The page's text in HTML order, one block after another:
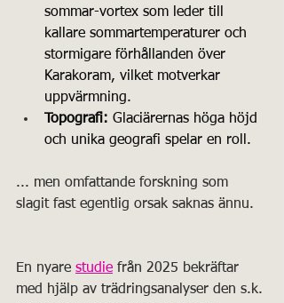
sommar-vortex som leder till
kallare sommartemperaturer och
stormigare förhållanden över
Karakoram, vilket motverkar
uppvärmning.
Topografi: Glaciärernas höga höjd
och unika geografi spelar en roll.
... men omfattande forskning som
slagit fast egentlig orsak saknas ännu.
En nyare studie från 2025 bekräftar
med hjälp av trädringsanalyser den s.k.